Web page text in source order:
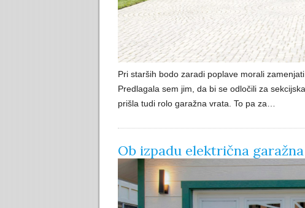
Pri starših bodo zaradi poplave morali
Predlagala sem jim, da bi se odločili za
prišla tudi rolo garažna vrata. To pa za…
Ob izpadu električna